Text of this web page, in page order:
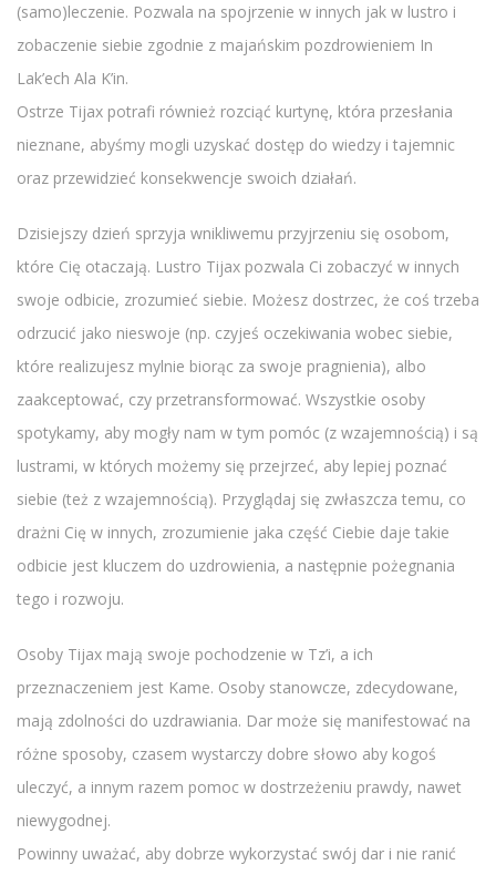
(samo)leczenie. Pozwala na spojrzenie w innych jak w lustro i
zobaczenie siebie zgodnie z majańskim pozdrowieniem In
Lak’ech Ala K’in.
Ostrze Tijax potrafi również rozciąć kurtynę, która przesłania
nieznane, abyśmy mogli uzyskać dostęp do wiedzy i tajemnic
oraz przewidzieć konsekwencje swoich działań.
Dzisiejszy dzień sprzyja wnikliwemu przyjrzeniu się osobom,
które Cię otaczają. Lustro Tijax pozwala Ci zobaczyć w innych
swoje odbicie, zrozumieć siebie. Możesz dostrzec, że coś trzeba
odrzucić jako nieswoje (np. czyjeś oczekiwania wobec siebie,
które realizujesz mylnie biorąc za swoje pragnienia), albo
zaakceptować, czy przetransformować. Wszystkie osoby
spotykamy, aby mogły nam w tym pomóc (z wzajemnością) i są
lustrami, w których możemy się przejrzeć, aby lepiej poznać
siebie (też z wzajemnością). Przyglądaj się zwłaszcza temu, co
drażni Cię w innych, zrozumienie jaka część Ciebie daje takie
odbicie jest kluczem do uzdrowienia, a następnie pożegnania
tego i rozwoju.
Osoby Tijax mają swoje pochodzenie w Tz’i, a ich
przeznaczeniem jest Kame. Osoby stanowcze, zdecydowane,
mają zdolności do uzdrawiania. Dar może się manifestować na
różne sposoby, czasem wystarczy dobre słowo aby kogoś
uleczyć, a innym razem pomoc w dostrzeżeniu prawdy, nawet
niewygodnej.
Powinny uważać, aby dobrze wykorzystać swój dar i nie ranić